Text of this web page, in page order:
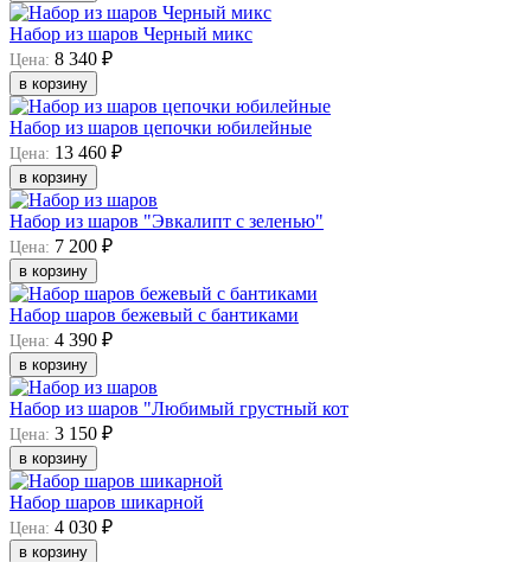
Набор из шаров Черный микс
Цена: 8 340 ₽
в корзину
Набор из шаров цепочки юбилейные
Цена: 13 460 ₽
в корзину
Набор из шаров "Эвкалипт с зеленью"
Цена: 7 200 ₽
в корзину
Набор шаров бежевый с бантиками
Цена: 4 390 ₽
в корзину
Набор из шаров "Любимый грустный кот
Цена: 3 150 ₽
в корзину
Набор шаров шикарной
Цена: 4 030 ₽
в корзину